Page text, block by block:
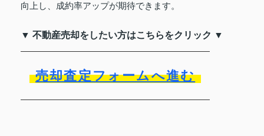
向上し、成約率アップが期待できます。
▼ 不動産売却をしたい方はこちらをクリック ▼
売却査定フォームへ進む